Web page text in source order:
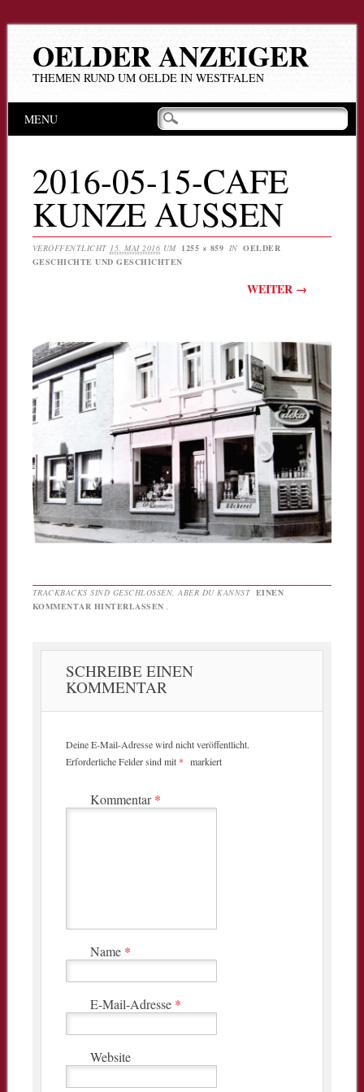
OELDER ANZEIGER
THEMEN RUND UM OELDE IN WESTFALEN
Hauptmenü
Inhalt
MENU
2016-05-15-CAFE
KUNZE AUSSEN
VERÖFFENTLICHT 15. MAI 2016 UM 1255 × 859 IN OELDER
GESCHICHTE UND GESCHICHTEN
WEITER →
TRACKBACKS SIND GESCHLOSSEN, ABER DU KANNST EINEN
KOMMENTAR HINTERLASSEN .
SCHREIBE EINEN
KOMMENTAR
Deine E-Mail-Adresse wird nicht veröffentlicht.
Erforderliche Felder sind mit * markiert
Kommentar*
Name *
E-Mail-Adresse *
Website